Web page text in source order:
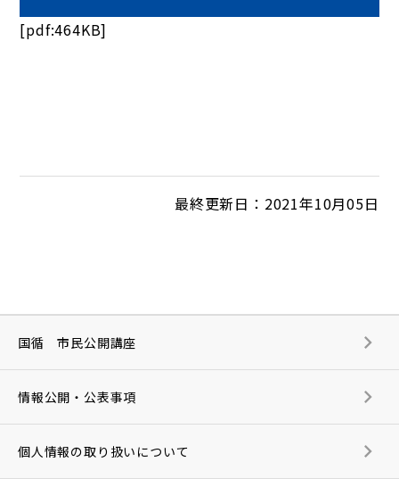
[pdf:464KB]
最終更新日：2021年10月05日
国循 市民公開講座
情報公開・公表事項
個人情報の取り扱いについて